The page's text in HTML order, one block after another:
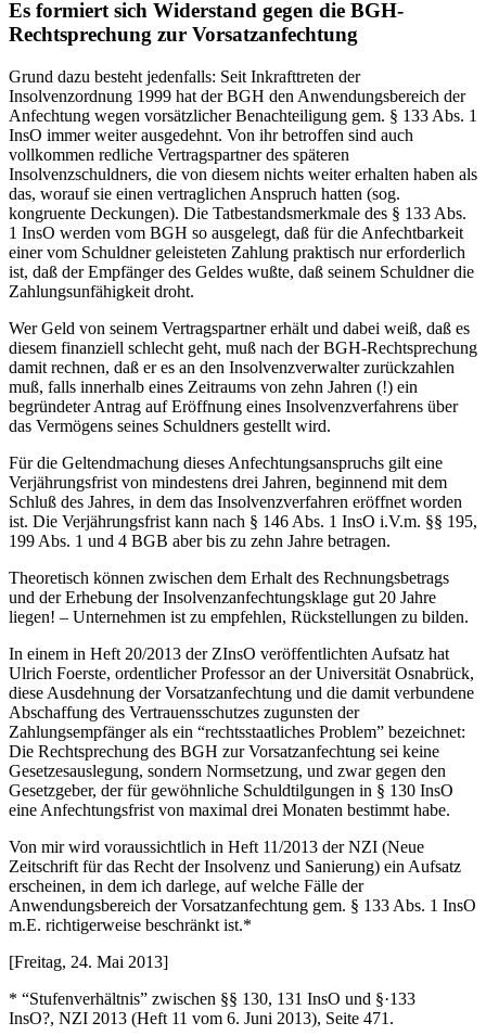
Es formiert sich Widerstand gegen die BGH-
Rechtsprechung zur Vorsatzanfechtung
Grund dazu besteht jedenfalls: Seit Inkrafttreten der
Insolvenzordnung 1999 hat der BGH den Anwendungsbereich der
Anfechtung wegen vorsätzlicher Benachteiligung gem. § 133 Abs. 1
InsO immer weiter ausgedehnt. Von ihr betroffen sind auch
vollkommen redliche Vertragspartner des späteren
Insolvenzschuldners, die von diesem nichts weiter erhalten haben als
das, worauf sie einen vertraglichen Anspruch hatten (sog.
kongruente Deckungen). Die Tatbestandsmerkmale des § 133 Abs.
1 InsO werden vom BGH so ausgelegt, daß für die Anfechtbarkeit
einer vom Schuldner geleisteten Zahlung praktisch nur erforderlich
ist, daß der Empfänger des Geldes wußte, daß seinem Schuldner die
Zahlungsunfähigkeit droht.
Wer Geld von seinem Vertragspartner erhält und dabei weiß, daß es
diesem finanziell schlecht geht, muß nach der BGH-Rechtsprechung
damit rechnen, daß er es an den Insolvenzverwalter zurückzahlen
muß, falls innerhalb eines Zeitraums von zehn Jahren (!) ein
begründeter Antrag auf Eröffnung eines Insolvenzverfahrens über
das Vermögens seines Schuldners gestellt wird.
Für die Geltendmachung dieses Anfechtungsanspruchs gilt eine
Verjährungsfrist von mindestens drei Jahren, beginnend mit dem
Schluß des Jahres, in dem das Insolvenzverfahren eröffnet worden
ist. Die Verjährungsfrist kann nach § 146 Abs. 1 InsO i.V.m. §§ 195,
199 Abs. 1 und 4 BGB aber bis zu zehn Jahre betragen.
Theoretisch können zwischen dem Erhalt des Rechnungsbetrags
und der Erhebung der Insolvenzanfechtungsklage gut 20 Jahre
liegen! – Unternehmen ist zu empfehlen, Rückstellungen zu bilden.
In einem in Heft 20/2013 der ZInsO veröffentlichten Aufsatz hat
Ulrich Foerste, ordentlicher Professor an der Universität Osnabrück,
diese Ausdehnung der Vorsatzanfechtung und die damit verbundene
Abschaffung des Vertrauensschutzes zugunsten der
Zahlungsempfänger als ein “rechtsstaatliches Problem” bezeichnet:
Die Rechtsprechung des BGH zur Vorsatzanfechtung sei keine
Gesetzesauslegung, sondern Normsetzung, und zwar gegen den
Gesetzgeber, der für gewöhnliche Schuldtilgungen in § 130 InsO
eine Anfechtungsfrist von maximal drei Monaten bestimmt habe.
Von mir wird voraussichtlich in Heft 11/2013 der NZI (Neue
Zeitschrift für das Recht der Insolvenz und Sanierung) ein Aufsatz
erscheinen, in dem ich darlege, auf welche Fälle der
Anwendungsbereich der Vorsatzanfechtung gem. § 133 Abs. 1 InsO
m.E. richtigerweise beschränkt ist.*
[Freitag, 24. Mai 2013]
* “Stufenverhältnis” zwischen §§ 130, 131 InsO und §·133
InsO?, NZI 2013 (Heft 11 vom 6. Juni 2013), Seite 471.